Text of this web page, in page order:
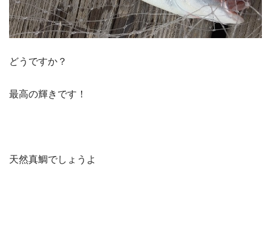
どうですか？
最高の輝きです！
天然真鯛でしょうよ